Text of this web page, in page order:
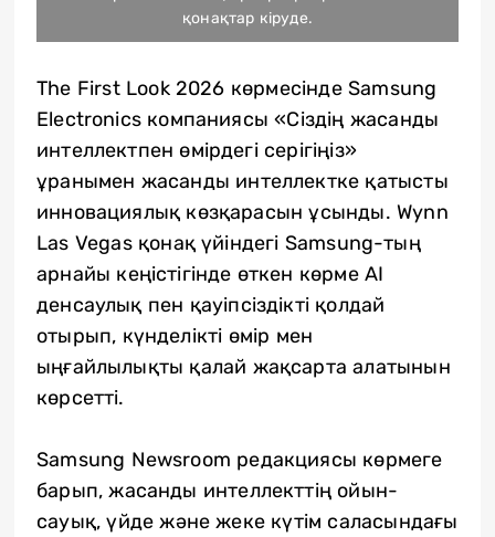
қонақтар кіруде.
The First Look 2026 көрмесінде Samsung
Electronics компаниясы «Сіздің жасанды
интеллектпен өмірдегі серігіңіз»
ұранымен жасанды интеллектке қатысты
инновациялық көзқарасын ұсынды. Wynn
Las Vegas қонақ үйіндегі Samsung-тың
арнайы кеңістігінде өткен көрме AI
денсаулық пен қауіпсіздікті қолдай
отырып, күнделікті өмір мен
ыңғайлылықты қалай жақсарта алатынын
көрсетті.
Samsung Newsroom редакциясы көрмеге
барып, жасанды интеллекттің ойын-
сауық, үйде және жеке күтім саласындағы